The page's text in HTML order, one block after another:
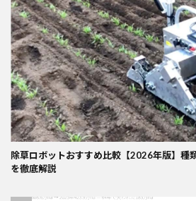
除草ロボットおすすめ比較【2026年版】種
を徹底解説